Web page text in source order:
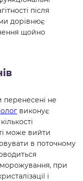
після
дорівнює
щойно
перенесені не
виконує
може вийти
в поточному
при
і